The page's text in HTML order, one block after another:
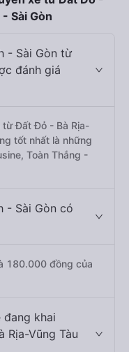
Sài Gòn
- Sài Gòn từ
đánh giá
từ Đất Đỏ - Bà Rịa-
tốt nhất là những
Toàn Thắng -
- Sài Gòn có
180.000 đồng của
đang khai
Vũng Tàu